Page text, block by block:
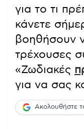
για το τι
κάνετε
βοηθήσουν
τρέχουσες
«Ζωδιακές
για να σας
Ακολουθήστε